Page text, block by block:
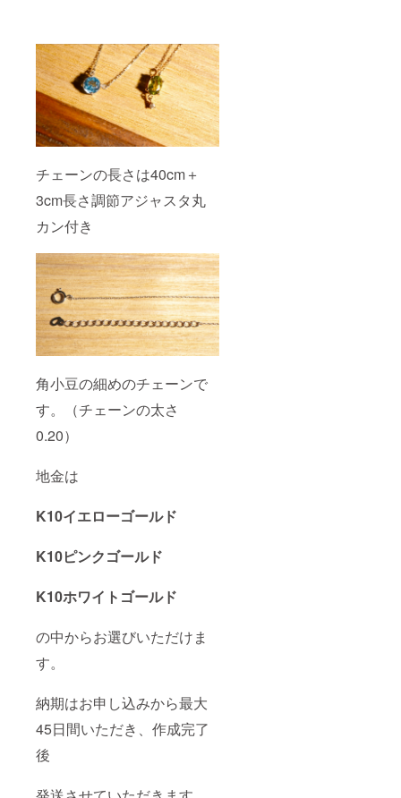
チェーンの長さは40cm＋
3cm長さ調節アジャスタ丸
カン付き
角小豆の細めのチェーンで
す。（チェーンの太さ
0.20）
地金は
K10イエローゴールド
K10ピンクゴールド
K10ホワイトゴールド
の中からお選びいただけま
す。
納期はお申し込みから最大
45日間いただき、作成完了
後